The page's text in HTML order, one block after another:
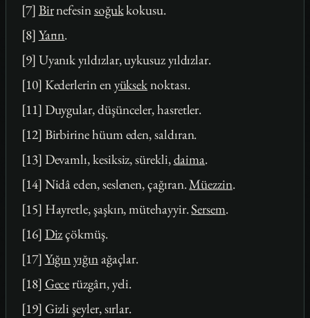
[7] Birnefesinsoğukkokusu.
[8] Yarın.
[9] Uyanık yıldızlar, uykusuz yıldızlar.
[10] Kederlerin enyükseknoktası.
[11] Duygular, düşünceler, hasretler.
[12] Birbirine hüum eden, saldıran.
[13] Devamlı, kesiksiz, sürekli,daima.
[14] Nidâ eden, seslenen, çağıran.Müezzin.
[15] Hayretle, şaşkın, mütehayyir.Sersem.
[16] Dizçökmüş.
[17] Yığınyığınağaçlar.
[18] Gecerüzgârı, yeli.
[19] Gizli şeyler, sırlar.